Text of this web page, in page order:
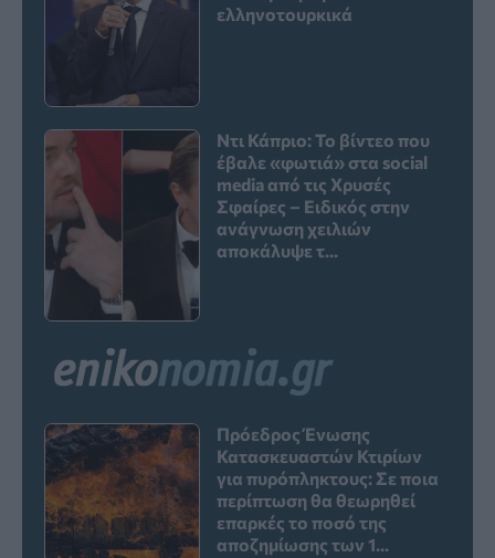
ελληνοτουρκικά
Ντι Κάπριο: Το βίντεο που
έβαλε «φωτιά» στα social
media από τις Χρυσές
Σφαίρες – Ειδικός στην
ανάγνωση χειλιών
αποκάλυψε τ...
Πρόεδρος Ένωσης
Κατασκευαστών Κτιρίων
για πυρόπληκτους: Σε ποια
περίπτωση θα θεωρηθεί
επαρκές το ποσό της
αποζημίωσης των 1...